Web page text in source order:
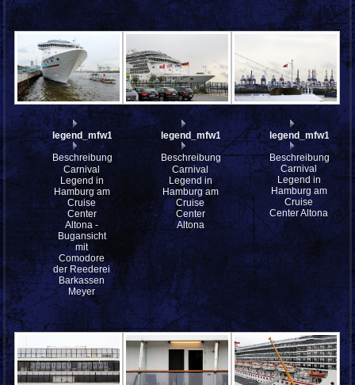
legend_mfw13__030018
Beschreibung:
Carnival
Legend in
Hamburg am
Cruise
Center
Altona -
Bugansicht
mit
Comodore
der Reederei
Barkassen
Meyer
legend_mfw13__030004
Beschreibung:
Carnival
Legend in
Hamburg am
Cruise
Center
Altona
Beschreibung:
Carnival
Legend in
Hamburg am
Cruise
Center Altona